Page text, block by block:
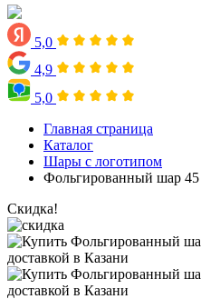
5,0
4,9
5,0
Главная страница
Каталог
Шары с логотипом
Фольгированный шар 45
Скидка!